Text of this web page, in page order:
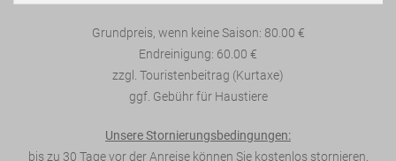
Grundpreis, wenn keine Saison: 80.00 €
Endreinigung: 60.00 €
zzgl. Touristenbeitrag (Kurtaxe)
ggf. Gebühr für Haustiere
Unsere Stornierungsbedingungen:
bis zu 30 Tage vor der Anreise können Sie kostenlos stornieren.